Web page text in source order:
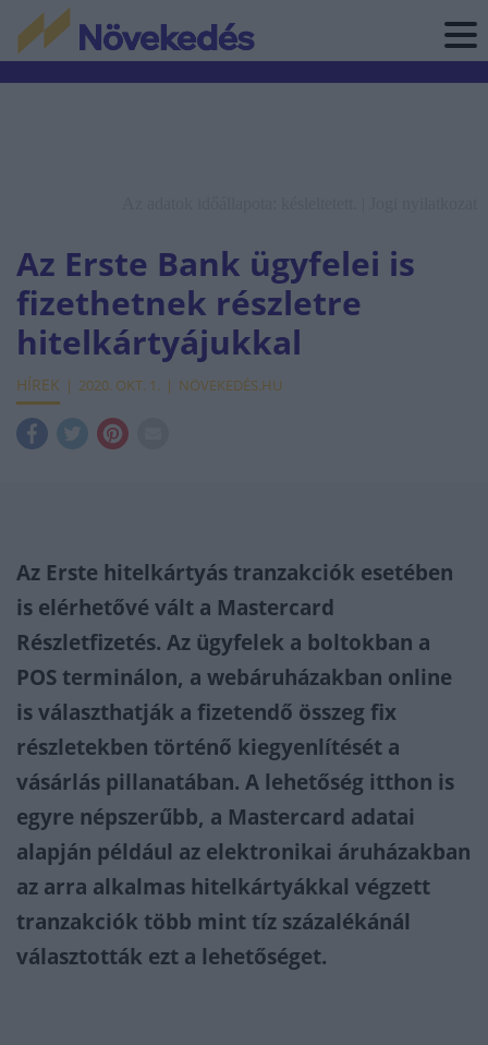
Az Erste Bank ügyfelei is
fizethetnek részletre
hitelkártyájukkal
HÍREK 2020. OKT. 1. NÖVEKEDÉS.HU
Az Erste hitelkártyás tranzakciók esetében
is elérhetővé vált a Mastercard
Részletfizetés. Az ügyfelek a boltokban a
POS terminálon, a webáruházakban online
is választhatják a fizetendő összeg fix
részletekben történő kiegyenlítését a
vásárlás pillanatában. A lehetőség itthon is
egyre népszerűbb, a Mastercard adatai
alapján például az elektronikai áruházakban
az arra alkalmas hitelkártyákkal végzett
tranzakciók több mint tíz százalékánál
választották ezt a lehetőséget.